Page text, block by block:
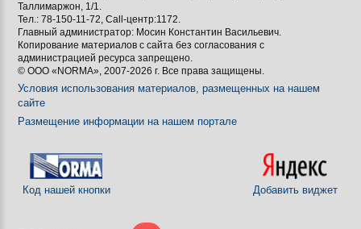
Таллимаржон, 1/1.
Тел.: 78-150-11-72, Call-центр:1172.
Главный администратор: Мосин Константин Васильевич.
Копирование материалов с сайта без согласования с
администрацией ресурса запрещено.
© ООО «NORMA», 2007-2026 г. Все права защищены.
Условия использования материалов, размещенных на нашем
сайте
Размещение информации на нашем портале
Код нашей кнопки Добавить виджет